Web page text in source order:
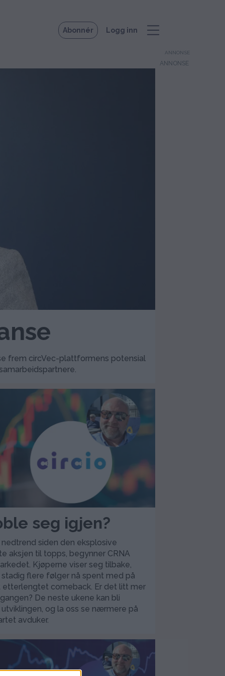
Abonnér Logg inn
frem circVec-plattformens potensial
seg igjen?
siden den eksplosive
aksjen til topps, begynner CRNA
Kjøperne viser seg tilbake,
flere følger nå spent med på
etterlengtet comeback. Er det litt mer
De neste ukene kan bli
og la oss se nærmere på
avduker.
ANNONSE